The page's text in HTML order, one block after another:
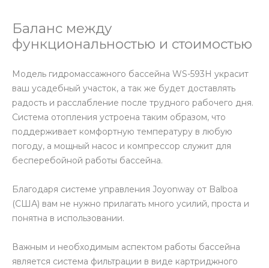
Баланс между
функциональностью и стоимостью
Модель гидромассажного бассейна WS-593H украсит
ваш усадебный участок, а так же будет доставлять
радость и расслабление после трудного рабочего дня.
Система отопления устроена таким образом, что
поддерживает комфортную температуру в любую
погоду, а мощный насос и компрессор служит для
бесперебойной работы бассейна.
Благодаря системе управления Joyonway от Balboa
(США) вам не нужно прилагать много усилий, проста и
понятна в использовании.
Важным и необходимым аспектом работы бассейна
является система фильтрации в виде картриджного